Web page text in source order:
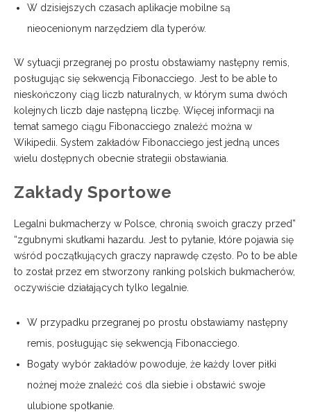
W dzisiejszych czasach aplikacje mobilne są
nieocenionym narzędziem dla typerów.
W sytuacji przegranej po prostu obstawiamy następny remis,
posługując się sekwencją Fibonacciego. Jest to be able to
nieskończony ciąg liczb naturalnych, w którym suma dwóch
kolejnych liczb daje następną liczbę. Więcej informacji na
temat samego ciągu Fibonacciego znaleźć można w
Wikipedii. System zakładów Fibonacciego jest jedną unces
wielu dostępnych obecnie strategii obstawiania.
Zakłady Sportowe
Legalni bukmacherzy w Polsce, chronią swoich graczy przed”
“zgubnymi skutkami hazardu. Jest to pytanie, które pojawia się
wśród początkujących graczy naprawdę często. Po to be able
to został przez em stworzony ranking polskich bukmacherów,
oczywiście działających tylko legalnie.
W przypadku przegranej po prostu obstawiamy następny
remis, posługując się sekwencją Fibonacciego.
Bogaty wybór zakładów powoduje, że każdy lover piłki
nożnej może znaleźć coś dla siebie i obstawić swoje
ulubione spotkanie.